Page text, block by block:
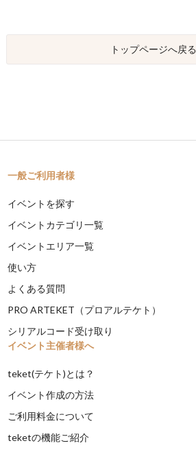
トップページへ戻る
一般ご利用者様
イベントを探す
イベントカテゴリ一覧
イベントエリア一覧
使い方
よくある質問
PRO ARTEKET（プロアルテケト）
シリアルコード受け取り
イベント主催者様へ
teket(テケト)とは？
イベント作成の方法
ご利用料金について
teketの機能ご紹介